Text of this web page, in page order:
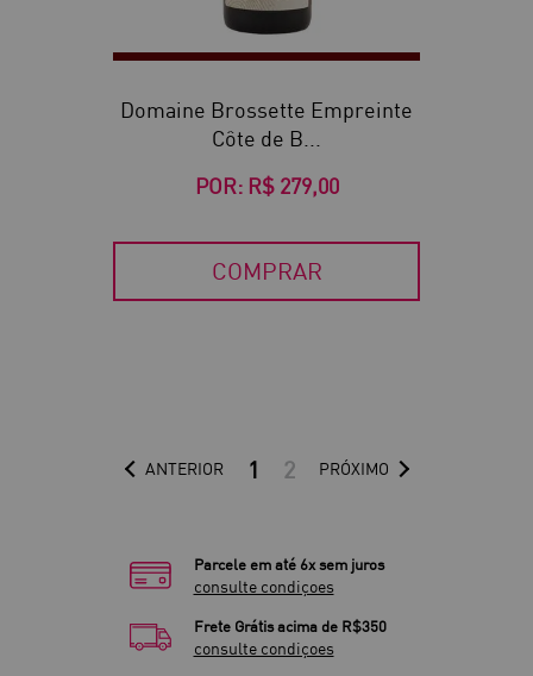
Domaine Brossette Empreinte
Côte de B...
POR: R$ 279,00
COMPRAR
ANTERIOR 1 2 PRÓXIMO
Parcele em até 6x sem juros
consulte condiçoes
Frete Grátis acima de R$350
consulte condiçoes